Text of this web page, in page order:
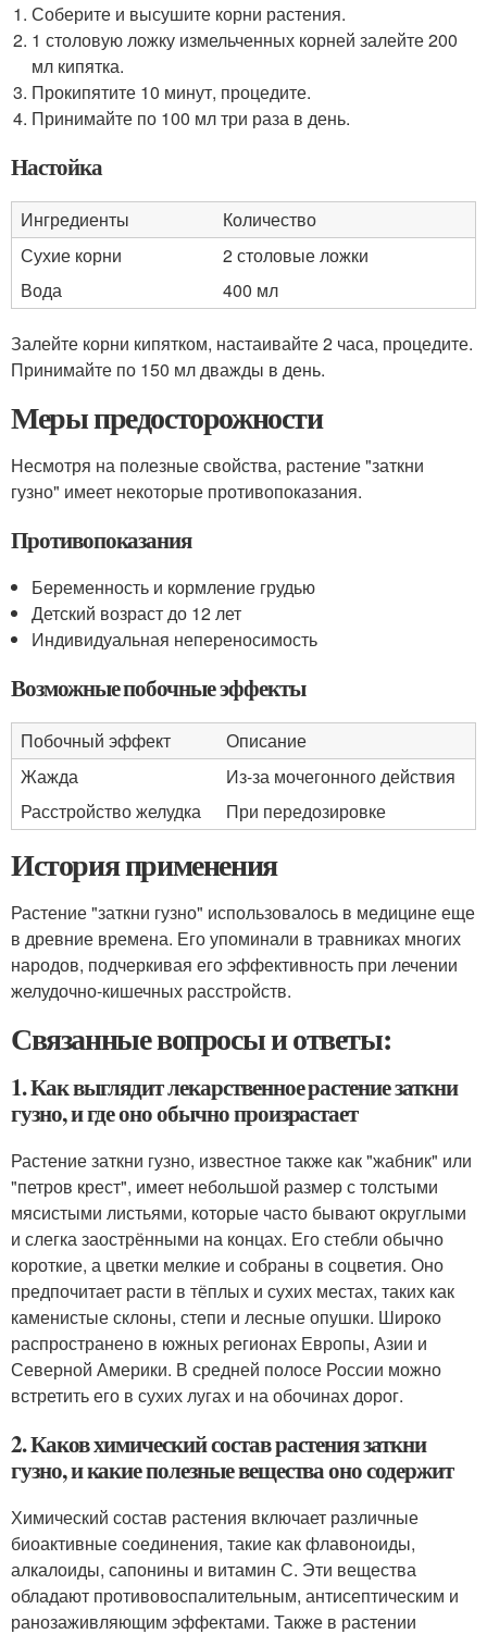
Соберите и высушите корни растения.
1 столовую ложку измельченных корней залейте 200
мл кипятка.
Прокипятите 10 минут, процедите.
Принимайте по 100 мл три раза в день.
Настойка
Ингредиенты
Количество
Сухие корни
2 столовые ложки
Вода
400 мл
Залейте корни кипятком, настаивайте 2 часа, процедите.
Принимайте по 150 мл дважды в день.
Меры предосторожности
Несмотря на полезные свойства, растение "заткни
гузно" имеет некоторые противопоказания.
Противопоказания
Беременность и кормление грудью
Детский возраст до 12 лет
Индивидуальная непереносимость
Возможные побочные эффекты
Побочный эффект
Описание
Жажда
Из-за мочегонного действия
Расстройство желудка
При передозировке
История применения
Растение "заткни гузно" использовалось в медицине еще
в древние времена. Его упоминали в травниках многих
народов, подчеркивая его эффективность при лечении
желудочно-кишечных расстройств.
Связанные вопросы и ответы:
1. Как выглядит лекарственное растение заткни
гузно, и где оно обычно произрастает
Растение заткни гузно, известное также как "жабник" или
"петров крест", имеет небольшой размер с толстыми
мясистыми листьями, которые часто бывают округлыми
и слегка заострёнными на концах. Его стебли обычно
короткие, а цветки мелкие и собраны в соцветия. Оно
предпочитает расти в тёплых и сухих местах, таких как
каменистые склоны, степи и лесные опушки. Широко
распространено в южных регионах Европы, Азии и
Северной Америки. В средней полосе России можно
встретить его в сухих лугах и на обочинах дорог.
2. Каков химический состав растения заткни
гузно, и какие полезные вещества оно содержит
Химический состав растения включает различные
биоактивные соединения, такие как флавоноиды,
алкалоиды, сапонины и витамин С. Эти вещества
обладают противовоспалительным, антисептическим и
ранозаживляющим эффектами. Также в растении